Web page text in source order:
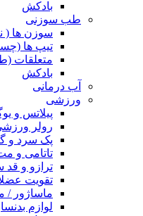
بادکش
طب سوزنی
سوزن ها (
تیپ ها
متعلقات
بادکش
آب درمانی
ورزشی
پیلاتس و
رولر
پک سرد و
تاتامی و
ترازو و قد
تقویت
ماساژور /
لوازم